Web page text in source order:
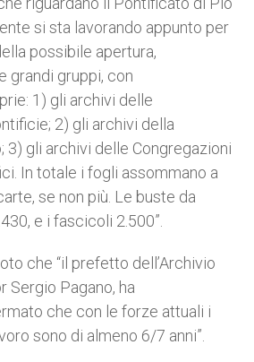
si sta lavorando appunto per
possibile apertura,
grandi gruppi, con
1) gli archivi delle
2) gli archivi della
3) gli archivi delle Congregazioni
In totale i fogli assommano a
se non più. Le buste da
e i fascicoli 2.500”.
che “il prefetto dell’Archivio
Sergio Pagano, ha
che con le forze attuali i
sono di almeno 6/7 anni”.